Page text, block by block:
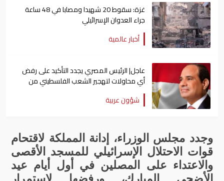
غزة: سقوط 20 شهيدا ومصابا في 48 ساعة
جراء العدوان الإسرائيلي
أخبار عالمية
عاجل| الرئيس المصري يجدد التأكيد على رفض
أي محاولات لتهجير الشعب الفلسطيني من
أرضه
شؤون عربية
وجدد مجلس الوزراء، إدانة المملكة لاقتحام
قوات
الاحتلال الإسرائيلي للمسجد
الأقصى
والاعتداء على المصلين في أول أيام عيد